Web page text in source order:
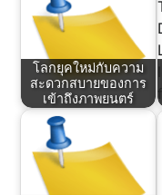
โลกยุคใหม่กับความ
สะดวกสบายของการ
เข้าถึงภาพยนตร์